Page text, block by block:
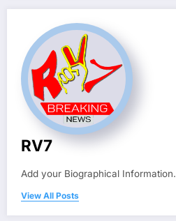
RV7
Add your Biographical Information.
View All Posts